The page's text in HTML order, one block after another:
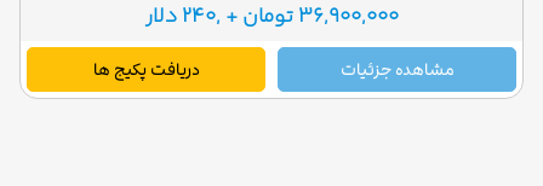
36,900,000 تومان + ,240 دلار
مشاهده جزئیات دریافت پکیج ها